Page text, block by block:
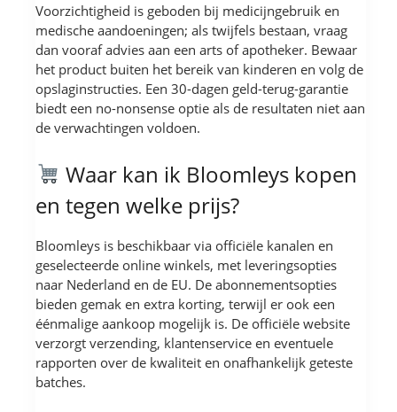
Voorzichtigheid is geboden bij medicijngebruik en
medische aandoeningen; als twijfels bestaan, vraag
dan vooraf advies aan een arts of apotheker. Bewaar
het product buiten het bereik van kinderen en volg de
opslaginstructies. Een 30-dagen geld-terug-garantie
biedt een no-nonsense optie als de resultaten niet aan
de verwachtingen voldoen.
Waar kan ik Bloomleys kopen
en tegen welke prijs?
Bloomleys is beschikbaar via officiële kanalen en
geselecteerde online winkels, met leveringsopties
naar Nederland en de EU. De abonnementsopties
bieden gemak en extra korting, terwijl er ook een
éénmalige aankoop mogelijk is. De officiële website
verzorgt verzending, klantenservice en eventuele
rapporten over de kwaliteit en onafhankelijk geteste
batches.